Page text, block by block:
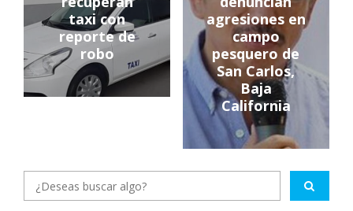
taxi con
reporte de
robo
agresiones en
campo
pesquero de
San Carlos,
Baja
California